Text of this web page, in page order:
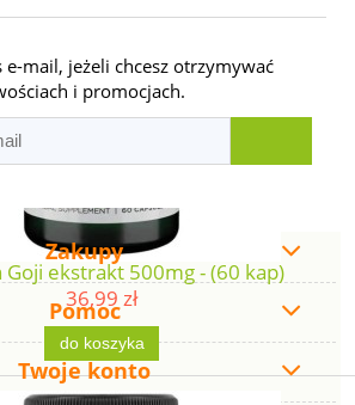
Goji ekstrakt 500mg - (60 kap)
36,99 zł
do koszyka
e-mail, jeżeli chcesz otrzymywać
i promocjach.
Zakupy
Pomoc
Twoje konto